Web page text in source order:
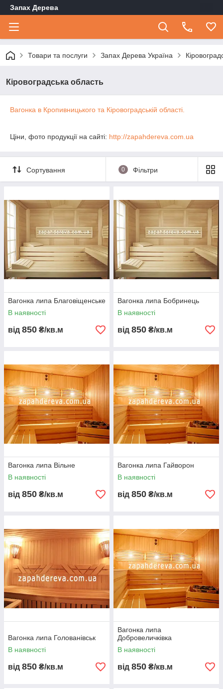
Запах Дерева
Товари та послуги Запах Дерева Україна
Кіровоградська область
Вагонка в Кропивницького та Кіровоградській області.
Ціни, фото продукції на сайті: http://zapahdereva.com.ua
Сортування 0 Фільтри
Вагонка липа Благовіщенське
В наявності
від 850 ₴/кв.м
Вагонка липа Бобринець
В наявності
від 850 ₴/кв.м
Вагонка липа Вільне
В наявності
від 850 ₴/кв.м
Вагонка липа Гайворон
В наявності
від 850 ₴/кв.м
Вагонка липа Голованівськ
В наявності
від 850 ₴/кв.м
Вагонка липа
Добровеличківка
В наявності
від 850 ₴/кв.м